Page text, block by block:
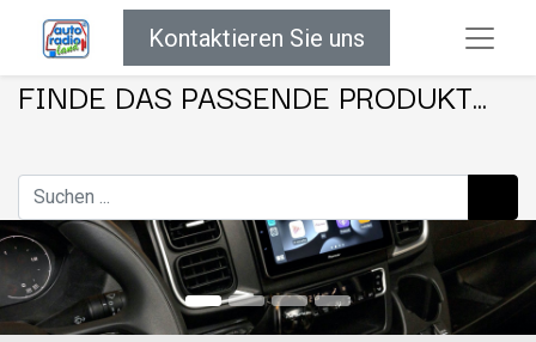
Kontaktieren Sie uns
FINDE DAS PASSENDE PRODUKT...